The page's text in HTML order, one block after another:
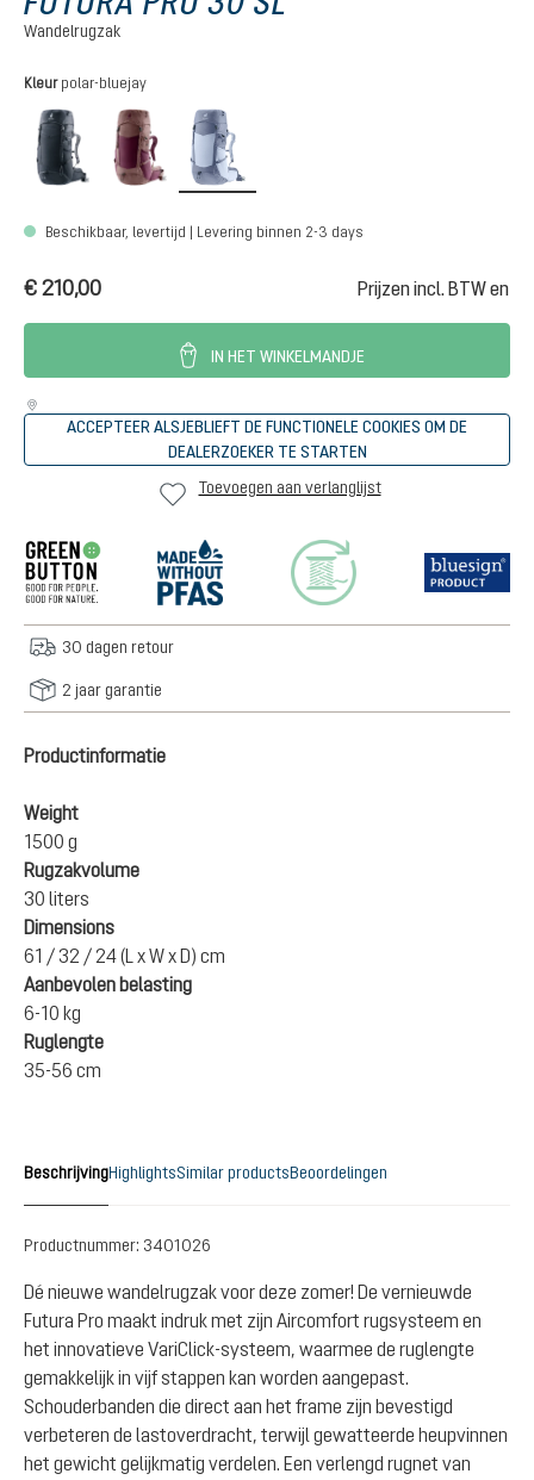
Wandelrugzak
Selecteer
Kleur polar-bluejay
black cassis-ashrose
Beschikbaar, levertijd | Levering binnen 2-3 days
€ 210,00 Prijzen incl. BTW en
IN HET WINKELMANDJE
ACCEPTEER ALSJEBLIEFT DE FUNCTIONELE COOKIES OM DE
DEALERZOEKER TE STARTEN
Toevoegen aan verlanglijst
30 dagen retour
2 jaar garantie
Productinformatie
Weight
1500 g
Rugzakvolume
30 liters
Dimensions
61 / 32 / 24 (L x W x D) cm
Aanbevolen belasting
6-10 kg
Ruglengte
35-56 cm
BeschrijvingHighlightsSimilar productsBeoordelingen
Productnummer: 3401026
Dé nieuwe wandelrugzak voor deze zomer! De vernieuwde
Futura Pro maakt indruk met zijn Aircomfort rugsysteem en
het innovatieve VariClick-systeem, waarmee de ruglengte
gemakkelijk in vijf stappen kan worden aangepast.
Schouderbanden die direct aan het frame zijn bevestigd
verbeteren de lastoverdracht, terwijl gewatteerde heupvinnen
het gewicht gelijkmatig verdelen. Een verlengd rugnet van